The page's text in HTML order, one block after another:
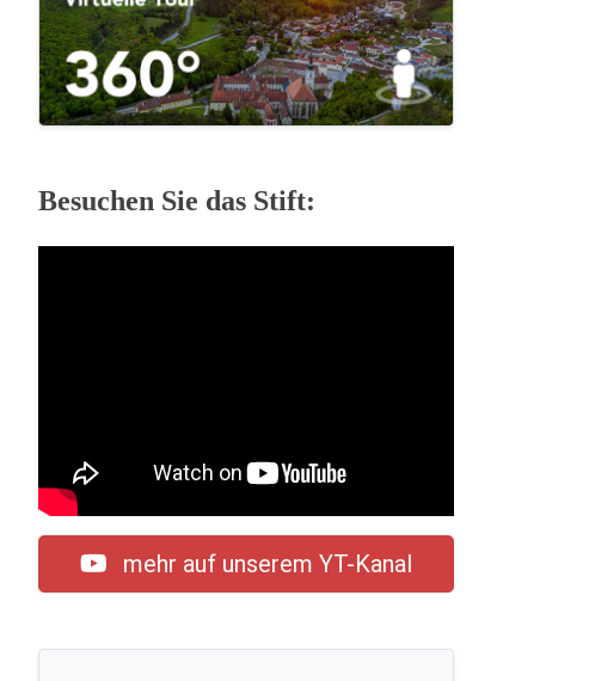
Besuchen Sie das Stift:
mehr auf unserem YT-Kanal